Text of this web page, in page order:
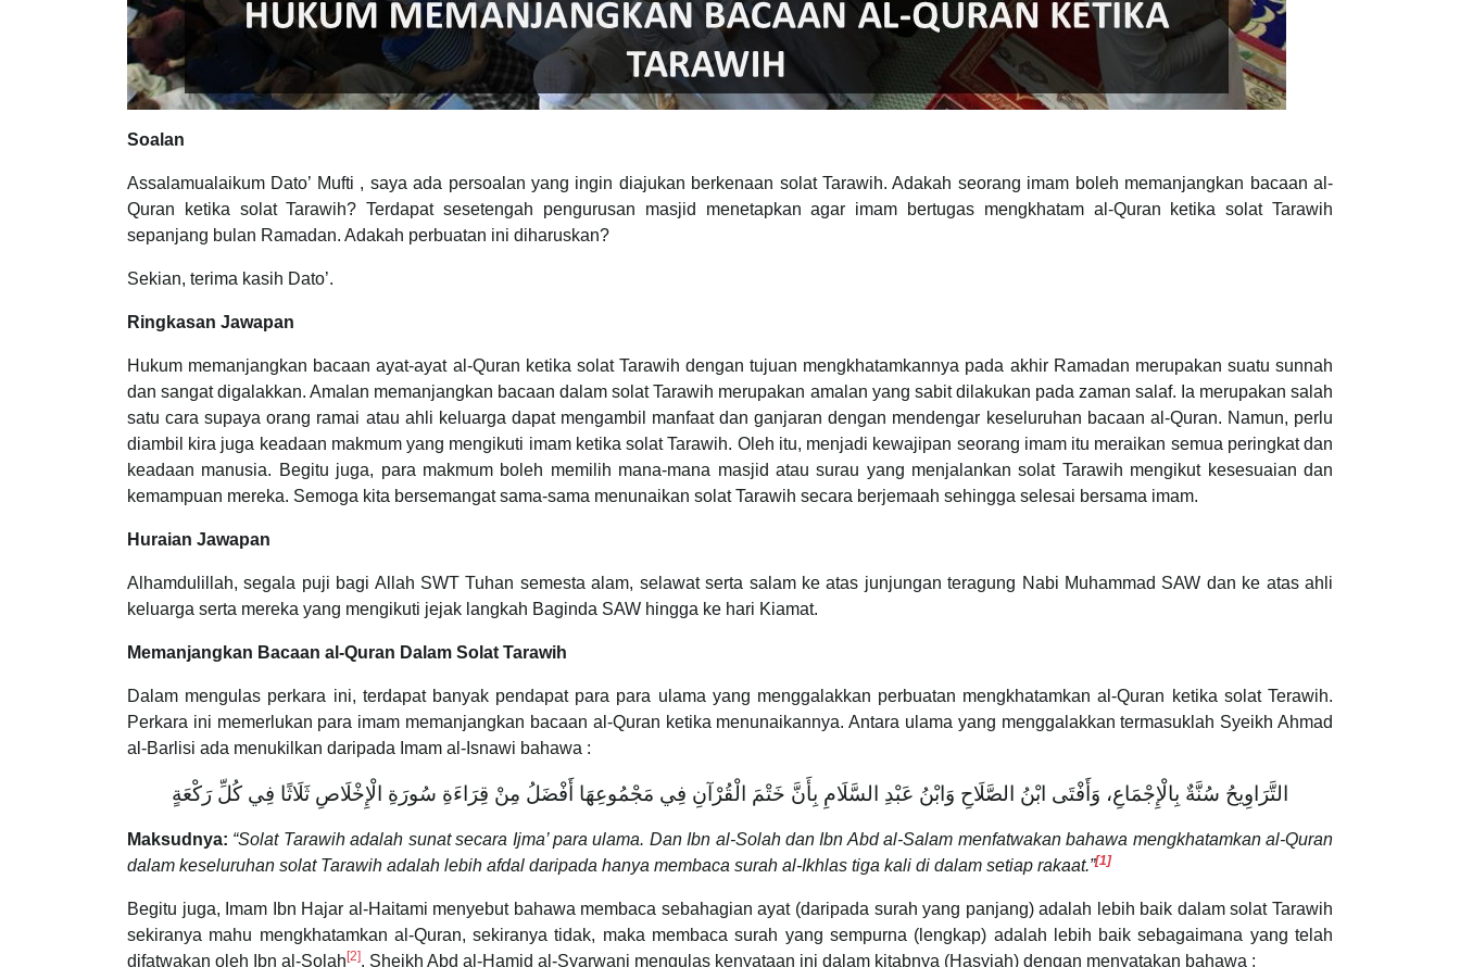
Soalan
Assalamualaikum Dato’ Mufti , saya ada persoalan yang ingin diajukan berkenaan solat Tarawih. Adakah seorang imam boleh memanjangkan bacaan al-
Quran ketika solat Tarawih? Terdapat sesetengah pengurusan masjid menetapkan agar imam bertugas mengkhatam al-Quran ketika solat Tarawih
sepanjang bulan Ramadan. Adakah perbuatan ini diharuskan?
Sekian, terima kasih Dato’.
Ringkasan Jawapan
Hukum memanjangkan bacaan ayat-ayat al-Quran ketika solat Tarawih dengan tujuan mengkhatamkannya pada akhir Ramadan merupakan suatu sunnah
dan sangat digalakkan. Amalan memanjangkan bacaan dalam solat Tarawih merupakan amalan yang sabit dilakukan pada zaman salaf. Ia merupakan salah
satu cara supaya orang ramai atau ahli keluarga dapat mengambil manfaat dan ganjaran dengan mendengar keseluruhan bacaan al-Quran. Namun, perlu
diambil kira juga keadaan makmum yang mengikuti imam ketika solat Tarawih. Oleh itu, menjadi kewajipan seorang imam itu meraikan semua peringkat dan
keadaan manusia. Begitu juga, para makmum boleh memilih mana-mana masjid atau surau yang menjalankan solat Tarawih mengikut kesesuaian dan
kemampuan mereka. Semoga kita bersemangat sama-sama menunaikan solat Tarawih secara berjemaah sehingga selesai bersama imam.
Huraian Jawapan
Alhamdulillah, segala puji bagi Allah SWT Tuhan semesta alam, selawat serta salam ke atas junjungan teragung Nabi Muhammad SAW dan ke atas ahli
keluarga serta mereka yang mengikuti jejak langkah Baginda SAW hingga ke hari Kiamat.
Memanjangkan Bacaan al-Quran Dalam Solat Tarawih
Dalam mengulas perkara ini, terdapat banyak pendapat para para ulama yang menggalakkan perbuatan mengkhatamkan al-Quran ketika solat Terawih.
Perkara ini memerlukan para imam memanjangkan bacaan al-Quran ketika menunaikannya. Antara ulama yang menggalakkan termasuklah Syeikh Ahmad
al-Barlisi ada menukilkan daripada Imam al-Isnawi bahawa :
التَّرَاوِيحُ سُنَّةٌ بِالْإِجْمَاعِ، وَأَفْتَى ابْنُ الصَّلَاحِ وَابْنُ عَبْدِ السَّلَامِ بِأَنَّ خَتْمَ الْقُرْآنِ فِي مَجْمُوعِهَا أَفْضَلُ مِنْ قِرَاءَةِ سُورَةِ الْإِخْلَاصِ ثَلَاثًا فِي كُلِّ رَكْعَةٍ
Maksudnya: “Solat Tarawih adalah sunat secara Ijma’ para ulama. Dan Ibn al-Solah dan Ibn Abd al-Salam menfatwakan bahawa mengkhatamkan al-Quran
dalam keseluruhan solat Tarawih adalah lebih afdal daripada hanya membaca surah al-Ikhlas tiga kali di dalam setiap rakaat.”[1]
Begitu juga, Imam Ibn Hajar al-Haitami menyebut bahawa membaca sebahagian ayat (daripada surah yang panjang) adalah lebih baik dalam solat Tarawih
sekiranya mahu mengkhatamkan al-Quran, sekiranya tidak, maka membaca surah yang sempurna (lengkap) adalah lebih baik sebagaimana yang telah
difatwakan oleh Ibn al-Solah [2]. Sheikh Abd al-Hamid al-Syarwani mengulas kenyataan ini dalam kitabnya (Hasyiah) dengan menyatakan bahawa :